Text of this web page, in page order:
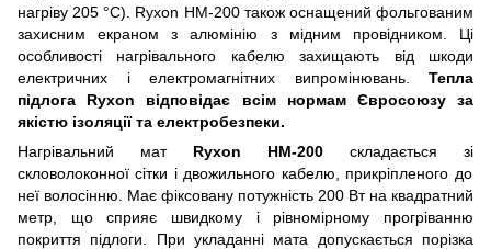
нагріву 205 °C). Ryxon HM-200 також оснащений фольгованим
захисним екраном з алюмінію з мідним провідником. Ці
особливості нагрівального кабелю захищають від шкоди
електричних і електромагнітних випромінювань. Тепла
підлога Ryxon відповідає всім нормам Євросоюзу за
якістю ізоляції та електробезпеки.
Нагрівальний мат Ryxon HM-200 складається зі
скловолоконної сітки і двожильного кабелю, прикріпленого до
неї волосінню. Має фіксовану потужність 200 Вт на квадратний
метр, що сприяє швидкому і рівномірному прогріванню
покриття підлоги. При укладанні мата допускається порізка